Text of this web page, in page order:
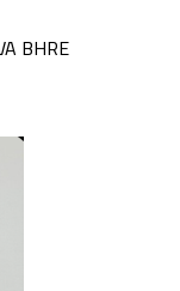
BHRE